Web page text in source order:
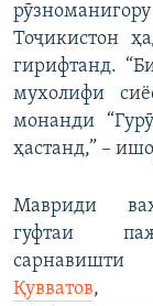
Тоҷикистон
гирифтанд.
мухолифи
монанди
ҳастанд,” –
Мавриди
гуфтаи
Қувватов,